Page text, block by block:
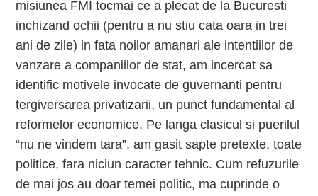
misiunea FMI tocmai ce a plecat de la Bucuresti
inchizand ochii (pentru a nu stiu cata oara in trei
ani de zile) in fata noilor amanari ale intentiilor de
vanzare a companiilor de stat, am incercat sa
identific motivele invocate de guvernanti pentru
tergiversarea privatizarii, un punct fundamental al
reformelor economice. Pe langa clasicul si puerilul
“nu ne vindem tara”, am gasit sapte pretexte, toate
politice, fara niciun caracter tehnic. Cum refuzurile
de mai jos au doar temei politic, ma cuprinde o